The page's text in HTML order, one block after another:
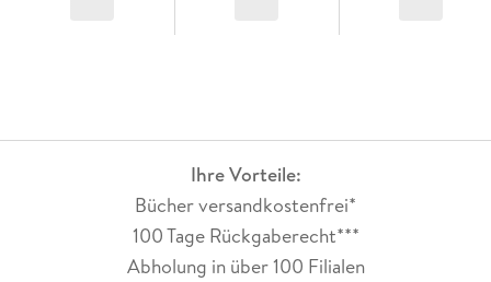
Ihre Vorteile:
Bücher versandkostenfrei*
100 Tage Rückgaberecht***
Abholung in über 100 Filialen